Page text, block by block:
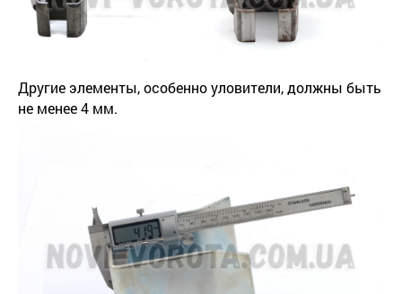
Другие элементы, особенно уловители, должны быть
не менее 4 мм.